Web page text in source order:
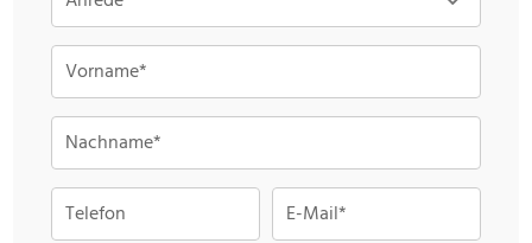
Vorname*
Nachname*
Telefon E-Mail*